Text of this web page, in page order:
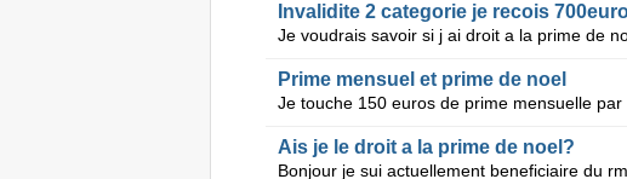
Invalidite 2 categorie je recois
Je voudrais savoir si j ai droit a la prime de
Prime mensuel et prime de noel
Ais je le droit a la prime de noel?